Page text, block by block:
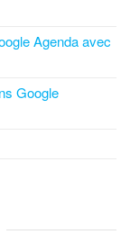
Agenda avec
Google